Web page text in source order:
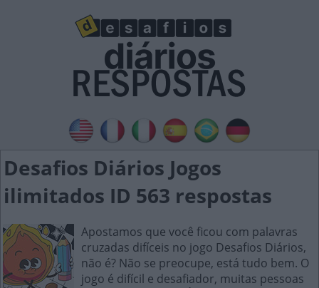
Desafios Diários Jogos
ilimitados ID 563 respostas
Apostamos que você ficou com palavras
cruzadas difíceis no jogo Desafios Diários,
não é? Não se preocupe, está tudo bem. O
jogo é difícil e desafiador, muitas pessoas